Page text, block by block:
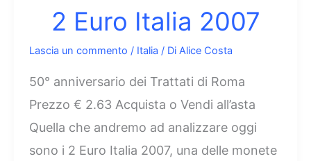
2 Euro Italia 2007
Lascia un commento / Italia / Di Alice Costa
50° anniversario dei Trattati di Roma
Prezzo € 2.63 Acquista o Vendi all’asta
Quella che andremo ad analizzare oggi
sono i 2 Euro Italia 2007, una delle monete